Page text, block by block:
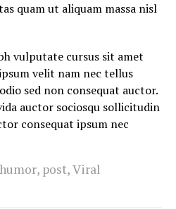
quam ut aliquam massa nisl
vulputate cursus sit amet
velit nam nec tellus
sed non consequat auctor.
auctor sociosqu sollicitudin
consequat ipsum nec
humor, post,Viral